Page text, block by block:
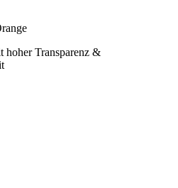
hoher Transparenz &